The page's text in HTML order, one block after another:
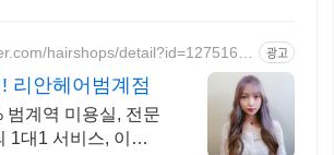
hairshops/detail?id=1275164
광고
리안헤어범계점
범계역 미용실, 전문
1대1 서비스, 이벤